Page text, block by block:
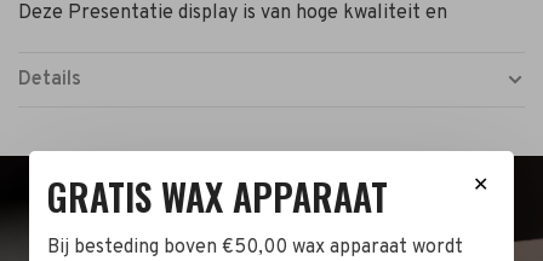
Deze Presentatie display is van hoge kwaliteit en
Details
BEZOEK DE WINKEL!
✕
GRATIS WAX APPARAAT
Bij besteding boven €50,00 wax apparaat wordt